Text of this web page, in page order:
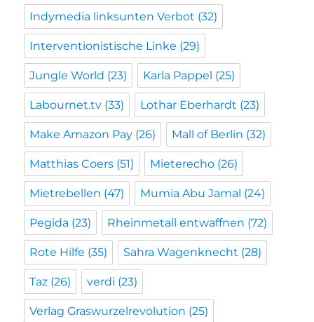
Indymedia linksunten Verbot (32)
Interventionistische Linke (29)
Jungle World (23) Karla Pappel (25)
Labournet.tv (33) Lothar Eberhardt (23)
Make Amazon Pay (26) Mall of Berlin (32)
Matthias Coers (51) Mieterecho (26)
Mietrebellen (47) Mumia Abu Jamal (24)
Pegida (23) Rheinmetall entwaffnen (72)
Rote Hilfe (35) Sahra Wagenknecht (28)
Taz (26) verdi (23)
Verlag Graswurzelrevolution (25)